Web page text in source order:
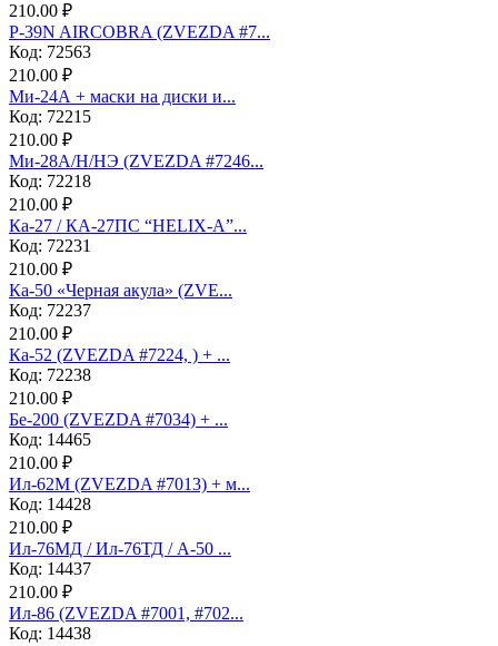
210.00 ₽
P-39N AIRCOBRA (ZVEZDA #7...
Код: 72563
210.00 ₽
Ми-24А + маски на диски и...
Код: 72215
210.00 ₽
Ми-28А/Н/НЭ (ZVEZDA #7246...
Код: 72218
210.00 ₽
Ка-27 / КА-27ПС “HELIX-A”...
Код: 72231
210.00 ₽
Ка-50 «Черная акула» (ZVE...
Код: 72237
210.00 ₽
Ка-52 (ZVEZDA #7224, ) + ...
Код: 72238
210.00 ₽
Бе-200 (ZVEZDA #7034) + ...
Код: 14465
210.00 ₽
Ил-62М (ZVEZDA #7013) + м...
Код: 14428
210.00 ₽
Ил-76МД / Ил-76ТД / А-50 ...
Код: 14437
210.00 ₽
Ил-86 (ZVEZDA #7001, #702...
Код: 14438